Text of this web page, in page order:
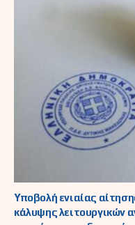
Υποβολή ενιαίας
κάλυψης λειτουργικών